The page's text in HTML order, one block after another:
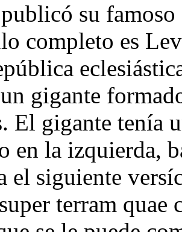
su
completo es
gigante
El gigante tenía
en la izquierda,
el siguiente
terram